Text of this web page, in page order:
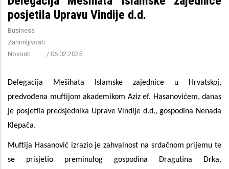
posjetila Upravu Vindije d.d.
Business
Zanimljivosti
Novosti
/ 06.02.2025
Delegacija Mešihata Islamske zajednice u Hrvatskoj,
predvođena muftijom akademikom Aziz ef. Hasanovićem, danas
je posjetila predsjednika Uprave Vindije d.d., gospodina Nenada
Klepača.
Muftija Hasanović izrazio je zahvalnost na srdačnom prijemu te
se prisjetio preminulog gospodina Dragutina Drka,